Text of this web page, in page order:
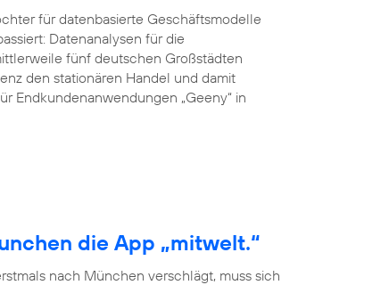
für datenbasierte Geschäftsmodelle
Datenanalysen für die
fünf deutschen Großstädten
den stationären Handel und damit
Endkundenanwendungen „Geeny“ in
die App „mitwelt.“
nach München verschlägt, muss sich